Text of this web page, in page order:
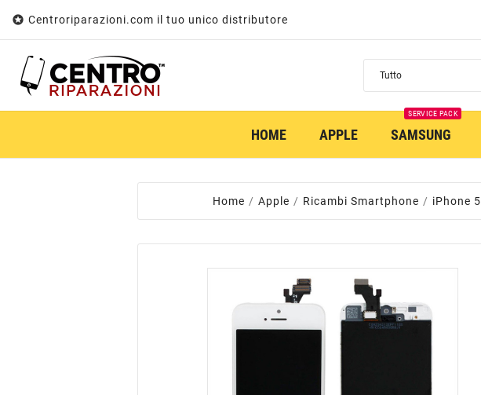
 Centroriparazioni.com il tuo unico distributore
HOME APPLE SAMSUNG
SERVICE PACK
Home Apple Ricambi Smartphone iPhone 5